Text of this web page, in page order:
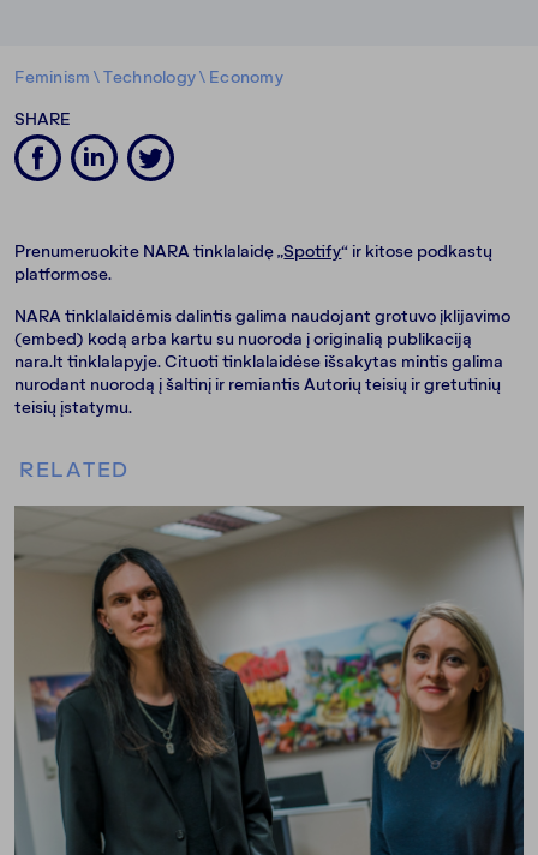
Feminism \Technology\ Economy
SHARE
Prenumeruokite NARA tinklalaidę „Spotify“ ir kitose podkastų
platformose.
NARA tinklalaidėmis dalintis galima naudojant grotuvo įklijavimo
(embed) kodą arba kartu su nuoroda į originalią publikaciją
nara.lt tinklalapyje. Cituoti tinklalaidėse išsakytas mintis galima
nurodant nuorodą į šaltinį ir remiantis Autorių teisių ir gretutinių
teisių įstatymu.
RELATED